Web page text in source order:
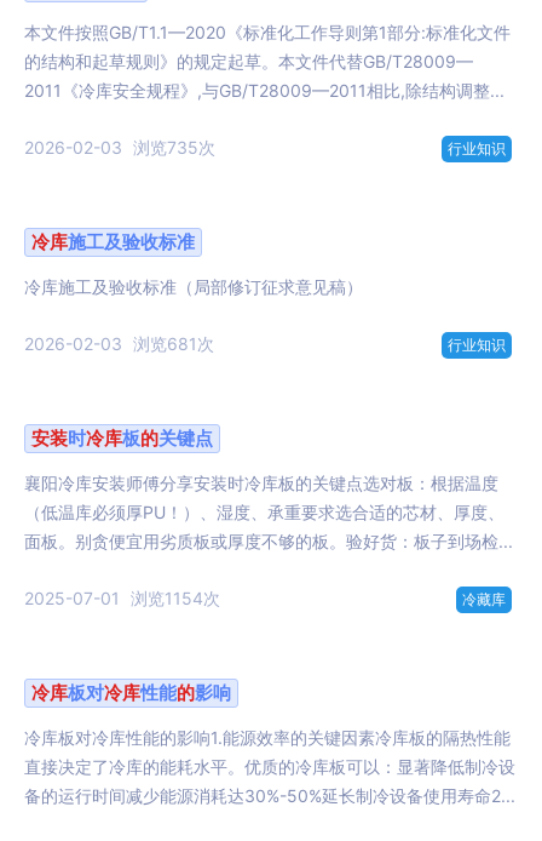
本文件按照GB/T1.1—2020《标准化工作导则第1部分:标准化文件
的结构和起草规则》的规定起草。本文件代替GB/T28009—
2011《冷库安全规程》,与GB/T28009—2011相比,除结构调整...
2026-02-03 浏览735次 行业知识
冷库施工及验收标准
冷库施工及验收标准（局部修订征求意见稿）
2026-02-03 浏览681次 行业知识
安装时冷库板的关键点
襄阳冷库安装师傅分享安装时冷库板的关键点选对板：根据温度
（低温库必须厚PU！）、湿度、承重要求选合适的芯材、厚度、
面板。别贪便宜用劣质板或厚度不够的板。验好货：板子到场检...
2025-07-01 浏览1154次 冷藏库
冷库板对冷库性能的影响
冷库板对冷库性能的影响1.能源效率的关键因素冷库板的隔热性能
直接决定了冷库的能耗水平。优质的冷库板可以：显著降低制冷设
备的运行时间减少能源消耗达30%-50%延长制冷设备使用寿命2...